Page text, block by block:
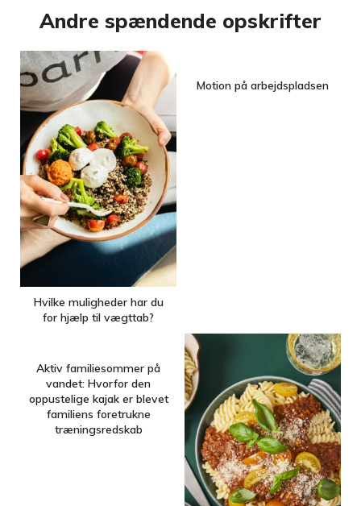
Andre spændende opskrifter
Hvilke muligheder har du
for hjælp til vægttab?
Motion på arbejdspladsen
Aktiv familiesommer på
vandet: Hvorfor den
oppustelige kajak er blevet
familiens foretrukne
træningsredskab